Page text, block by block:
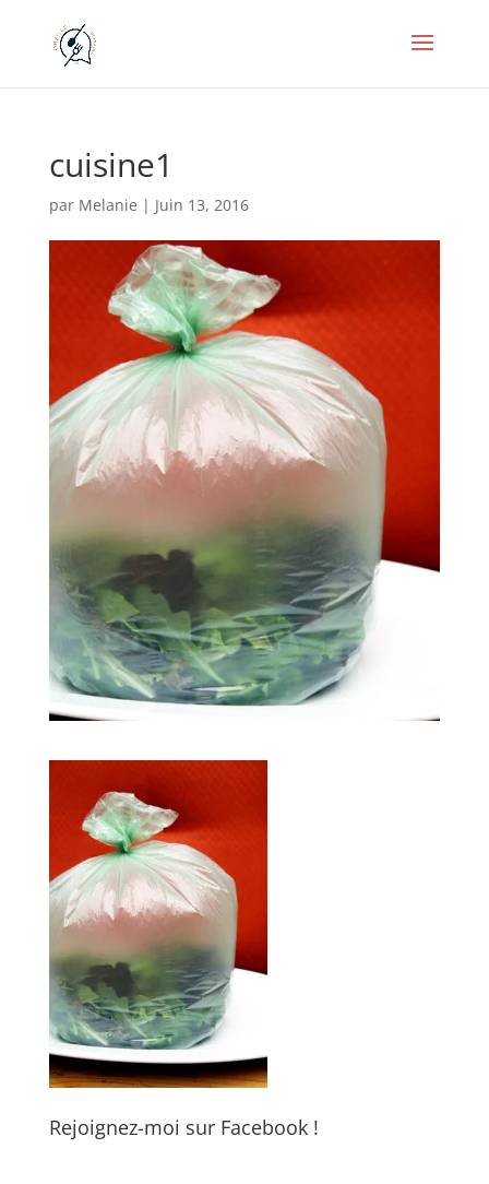
cuisine1
par Melanie | Juin 13, 2016
Rejoignez-moi sur Facebook !